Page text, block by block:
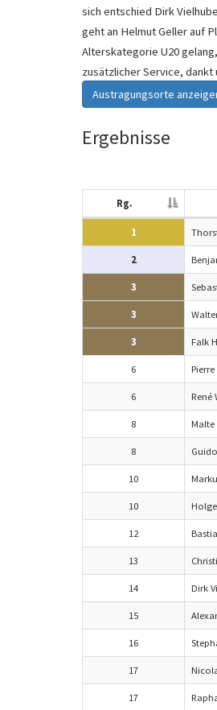
sich entschied Dirk
geht an Helmut Geller auf
Alterskategorie U20
zusätzlicher Service, dankt
Austragungsorte
Ergebnisse
Rg.
1
2
3
3
3 Falk
6
6 René
8 Malte
8
10
10
12
13
14 Dirk
15
16
17
17